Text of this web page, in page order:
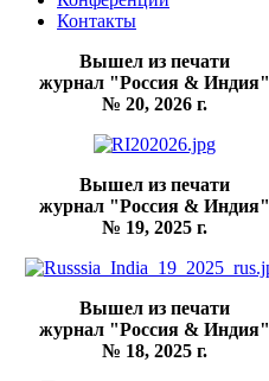
Контакты
Вышел из печати
журнал "Россия & Индия"
№ 20, 2026 г.
Вышел из печати
журнал "Россия & Индия"
№ 19, 2025 г.
Вышел из печати
журнал "Россия & Индия"
№ 18, 2025 г.